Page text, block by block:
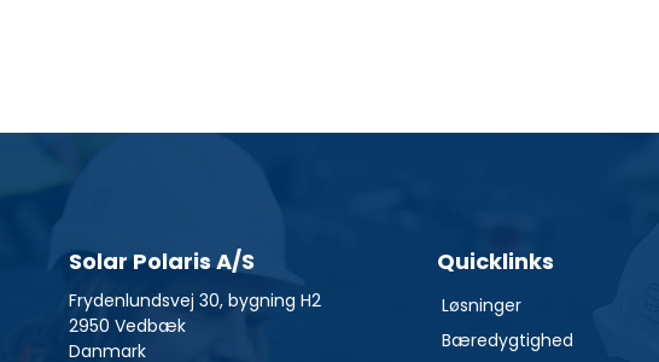
Solar Polaris A/S
Frydenlundsvej 30, bygning H2
2950 Vedbæk
Danmark
Quicklinks
Løsninger
Bæredygtighed